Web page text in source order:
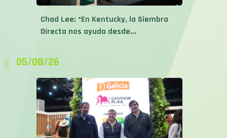
Chad Lee: “En Kentucky, la Siembra
Directa nos ayuda desde...
05/08/26